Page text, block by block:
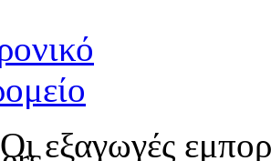
Οι εξαγωγές